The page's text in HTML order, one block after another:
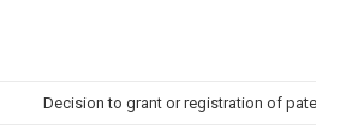
Decision to grant or registration of patent